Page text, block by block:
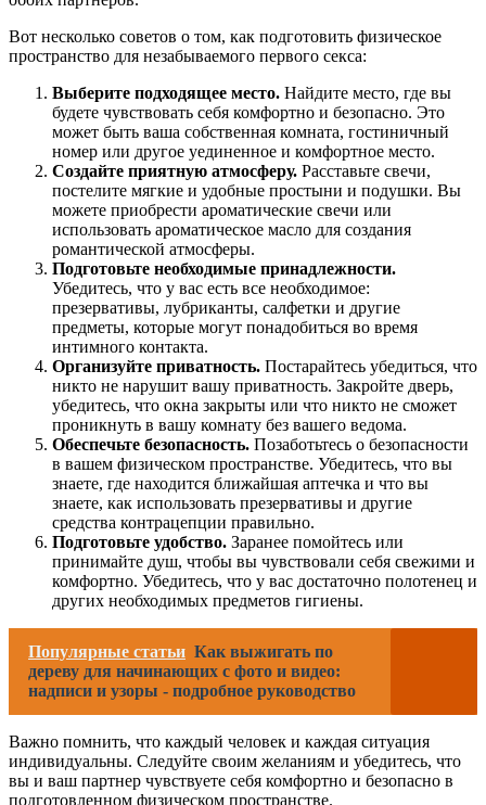
Вот несколько советов о том, как подготовить физическое
пространство для незабываемого первого секса:
Выберите подходящее место. Найдите место, где вы
будете чувствовать себя комфортно и безопасно. Это
может быть ваша собственная комната, гостиничный
номер или другое уединенное и комфортное место.
Создайте приятную атмосферу. Расставьте свечи,
постелите мягкие и удобные простыни и подушки. Вы
можете приобрести ароматические свечи или
использовать ароматическое масло для создания
романтической атмосферы.
Подготовьте необходимые принадлежности.
Убедитесь, что у вас есть все необходимое:
презервативы, лубриканты, салфетки и другие
предметы, которые могут понадобиться во время
интимного контакта.
Организуйте приватность. Постарайтесь убедиться, что
никто не нарушит вашу приватность. Закройте дверь,
убедитесь, что окна закрыты или что никто не сможет
проникнуть в вашу комнату без вашего ведома.
Обеспечьте безопасность. Позаботьтесь о безопасности
в вашем физическом пространстве. Убедитесь, что вы
знаете, где находится ближайшая аптечка и что вы
знаете, как использовать презервативы и другие
средства контрацепции правильно.
Подготовьте удобство. Заранее помойтесь или
принимайте душ, чтобы вы чувствовали себя свежими и
комфортно. Убедитесь, что у вас достаточно полотенец и
других необходимых предметов гигиены.
Популярные статьи Как выжигать по
дереву для начинающих с фото и видео:
надписи и узоры - подробное руководство
Важно помнить, что каждый человек и каждая ситуация
индивидуальны. Следуйте своим желаниям и убедитесь, что
вы и ваш партнер чувствуете себя комфортно и безопасно в
подготовленном физическом пространстве.